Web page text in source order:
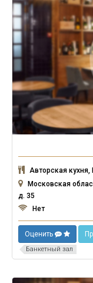
Авторская кухня,
Московская
д. 35
Нет
Оценить
Банкетный зал